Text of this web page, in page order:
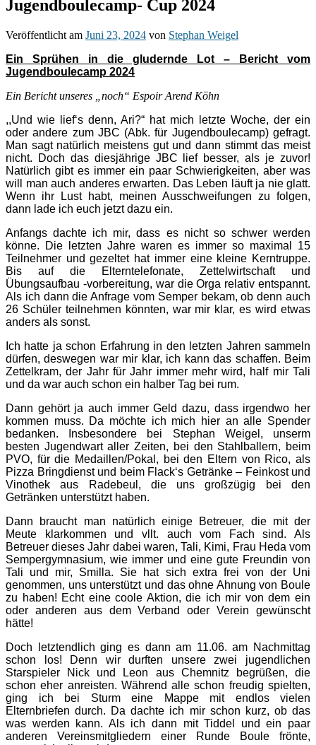
Jugendboulecamp- Cup 2024
Veröffentlicht am Juni 23, 2024 von Stephan Weigel
Ein Sprühen in die gludernde Lot – Bericht vom
Jugendboulecamp 2024
Ein Bericht unseres „noch“ Espoir Arend Köhn
,,Und wie lief‘s denn, Ari?“ hat mich letzte Woche, der ein
oder andere zum JBC (Abk. für Jugendboulecamp) gefragt.
Man sagt natürlich meistens gut und dann stimmt das meist
nicht. Doch das diesjährige JBC lief besser, als je zuvor!
Natürlich gibt es immer ein paar Schwierigkeiten, aber was
will man auch anderes erwarten. Das Leben läuft ja nie glatt.
Wenn ihr Lust habt, meinen Ausschweifungen zu folgen,
dann lade ich euch jetzt dazu ein.
Anfangs dachte ich mir, dass es nicht so schwer werden
könne. Die letzten Jahre waren es immer so maximal 15
Teilnehmer und gezeltet hat immer eine kleine Kerntruppe.
Bis auf die Elterntelefonate, Zettelwirtschaft und
Übungsaufbau -vorbereitung, war die Orga relativ entspannt.
Als ich dann die Anfrage vom Semper bekam, ob denn auch
26 Schüler teilnehmen könnten, war mir klar, es wird etwas
anders als sonst.
Ich hatte ja schon Erfahrung in den letzten Jahren sammeln
dürfen, deswegen war mir klar, ich kann das schaffen. Beim
Zettelkram, der Jahr für Jahr immer mehr wird, half mir Tali
und da war auch schon ein halber Tag bei rum.
Dann gehört ja auch immer Geld dazu, dass irgendwo her
kommen muss. Da möchte ich mich hier an alle Spender
bedanken. Insbesondere bei Stephan Weigel, unserm
besten Jugendwart aller Zeiten, bei den Stahlballern, beim
PVO, für die Medaillen/Pokal, bei den Eltern von Rico, als
Pizza Bringdienst und beim Flack‘s Getränke – Feinkost und
Vinothek aus Radebeul, die uns großzügig bei den
Getränken unterstützt haben.
Dann braucht man natürlich einige Betreuer, die mit der
Meute klarkommen und vllt. auch vom Fach sind. Als
Betreuer dieses Jahr dabei waren, Tali, Kimi, Frau Heda vom
Sempergymnasium, wie immer und eine gute Freundin von
Tali und mir, Smilla. Sie hat sich extra frei von der Uni
genommen, uns unterstützt und das ohne Ahnung von Boule
zu haben! Echt eine coole Aktion, die ich mir von dem ein
oder anderen aus dem Verband oder Verein gewünscht
hätte!
Doch letztendlich ging es dann am 11.06. am Nachmittag
schon los! Denn wir durften unsere zwei jugendlichen
Starspieler Nick und Leon aus Chemnitz begrüßen, die
schon eher anreisten. Während alle schon freudig spielten,
ging ich bei Sturm eine Mappe mit endlos vielen
Elternbriefen durch. Da dachte ich mir schon kurz, ob das
was werden kann. Als ich dann mit Tiddel und ein paar
anderen Vereinsmitgliedern einer Runde Boule frönte,